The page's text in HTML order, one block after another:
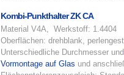
Kombi-Punkthalter ZK CA
Material V4A, Werkstoff: 1.4404
Oberflächen: drehblank,
Unterschiedliche Durchmesser und
Vormontage auf Glas und